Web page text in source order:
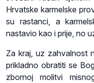
Hrvatske karmelske
su rastanci, a
nastavio kao i prije, no
Za kraj, uz zahvalnost
prikladno obratiti se
zbornoj molitvi